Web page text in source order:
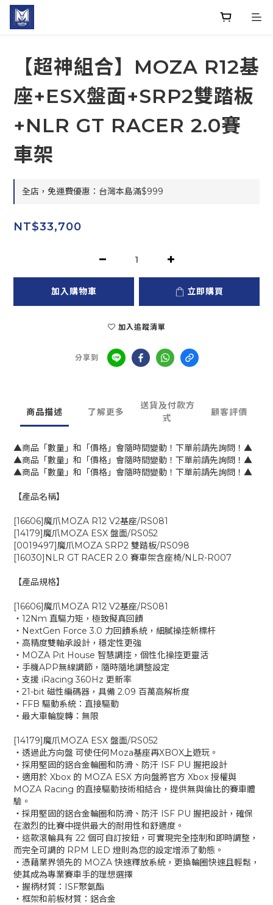
【超神組合】MOZA R12基
座+ESX盤面+SRP2雙踏板
+NLR GT RACER 2.0賽
車架
全店，免運費優惠：台灣本島滿$999
NT$33,700
加入購物車 立即購買
加入追蹤清單
分享到
商品描述 了解更多
送貨及付款方
式
顧客評價
▲商品「數量」和「價格」會隨時間變動！下單前請先詢問！▲
▲商品「數量」和「價格」會隨時間變動！下單前請先詢問！▲
▲商品「數量」和「價格」會隨時間變動！下單前請先詢問！▲
【產品名稱】
[16606]魔爪MOZA R12 V2基座/RS081
[14179]魔爪MOZA ESX 盤面/RS052
[0019497]魔爪MOZA SRP2 雙踏板/RS098
[16030]NLR GT RACER 2.0 賽車架含座椅/NLR-R007
【產品規格】
[16606]魔爪MOZA R12 V2基座/RS081
‧12Nm 直驅力矩，極致擬真回饋
‧NextGen Force 3.0 力回饋系統，細膩操控新標杆
‧高精度雙軸承設計，穩定性更強
‧MOZA Pit House 智慧調控，個性化操控更靈活
‧手機APP無線調節，隨時隨地調整設定
‧支援 iRacing 360Hz 更新率
‧21-bit 磁性編碼器，具備 2.09 百萬高解析度
‧FFB 驅動系統：直接驅動
‧最大車輪旋轉：無限
[14179]魔爪MOZA ESX 盤面/RS052
‧透過此方向盤 可使任何Moza基座再XBOX上遊玩。
‧採用堅固的鋁合金輪圈和防滑、防汗 ISF PU 握把設計
‧適用於 Xbox 的 MOZA ESX 方向盤將官方 Xbox 授權與
MOZA Racing 的直接驅動技術相結合，提供無與倫比的賽車體
驗。
‧採用堅固的鋁合金輪圈和防滑、防汗 ISF PU 握把設計，確保
在激烈的比賽中提供最大的耐用性和舒適度。
‧這款滾輪具有 22 個可自訂按鈕，可實現完全控制和即時調整，
而完全可調的 RPM LED 燈則為您的設定增添了動態。
‧憑藉業界領先的 MOZA 快速釋放系統，更換輪圈快速且輕鬆，
使其成為專業賽車手的理想選擇
‧握柄材質：ISF聚氨酯
‧框架和前板材質：鋁合金